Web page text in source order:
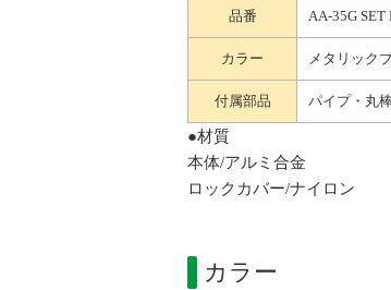
品番 AA-35G SET
カラー メタリック
付属部品 パイプ・丸
●材質
本体/アルミ合金
ロックカバー/ナイロン
カラー